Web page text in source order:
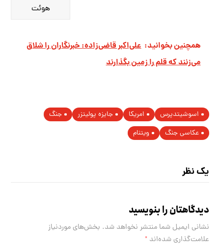
هوئت
همچنین بخوانید: علی‌اکبر قاضی‌زاده: خبرنگاران را شلاق
می‌زنند که قلم را زمین بگذارند
اسوشیتدپرس امریکا جایزه پولیتزر
جنگ
عکاسی جنگ
ویتنام
یک نظر
دیدگاهتان را بنویسید
نشانی ایمیل شما منتشر نخواهد شد. بخش‌های موردنیاز
علامت‌گذاری شده‌اند*